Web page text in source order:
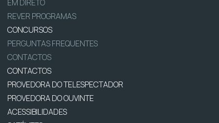
EM DIRETO
REVER PROGRAMAS
CONCURSOS
PERGUNTAS FREQUENTES
CONTACTOS
CONTACTOS
PROVEDORA DO TELESPECTADOR
PROVEDORA DO OUVINTE
ACESSIBILIDADES